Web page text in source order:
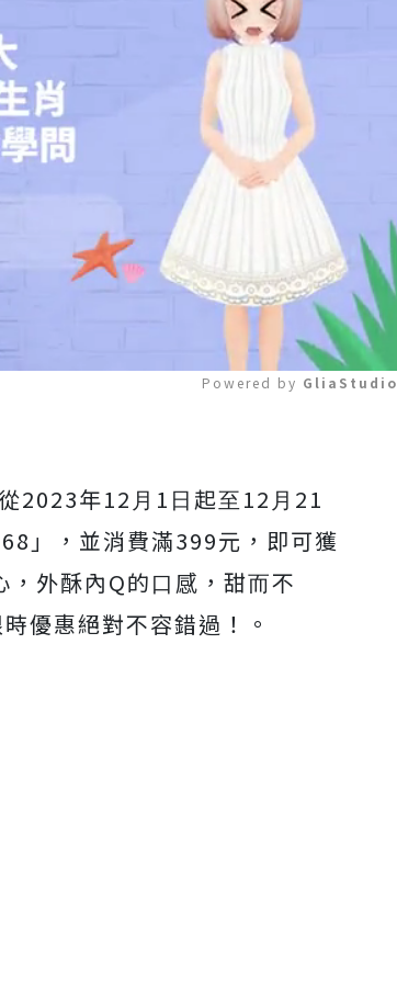
Powered by
2023年12⽉1⽇起⾄12⽉21
」，並消費滿399元，即可獲
外酥內Q的⼝感，甜⽽不
優惠絕對不容錯過！。